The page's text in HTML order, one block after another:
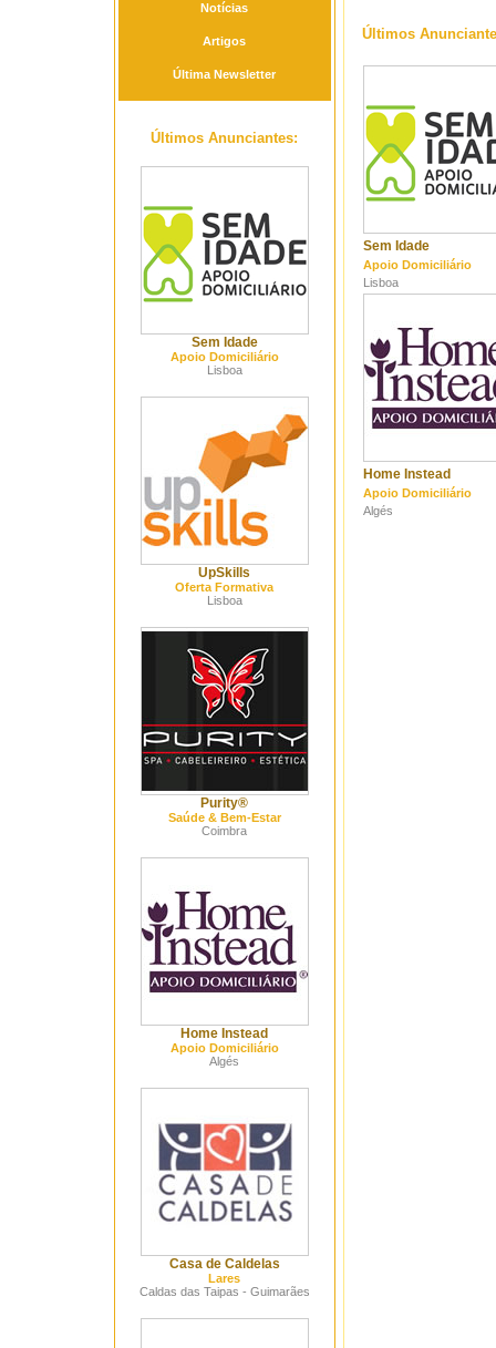
Notícias
Artigos
Última Newsletter
Últimos Anunciantes:
Sem Idade
Apoio Domiciliário
Lisboa
UpSkills
Oferta Formativa
Lisboa
Purity®
Saúde & Bem-Estar
Coimbra
Home Instead
Apoio Domiciliário
Algés
Casa de Caldelas
Lares
Caldas das Taipas - Guimarães
Últimos
Sem Idade
Apoio Domiciliário
Lisboa
Home Instead
Apoio Domiciliário
Algés